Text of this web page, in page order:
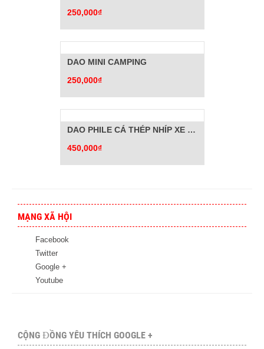
250,000₫
DAO MINI CAMPING
250,000₫
DAO PHILE CÁ THÉP NHÍP XE ĐẶC BIỆT
450,000₫
MẠNG XÃ HỘI
Facebook
Twitter
Google +
Youtube
CỘNG ĐỒNG YÊU THÍCH GOOGLE +